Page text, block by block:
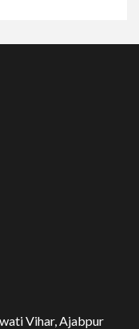
Vihar, Ajabpur